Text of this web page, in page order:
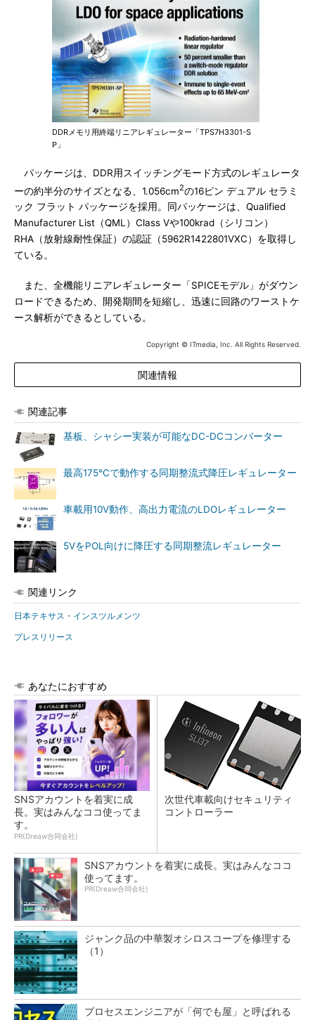
DDRメモリ用終端リニアレギュレーター「TPS7H3301-S
P」
パッケージは、DDR用スイッチングモード方式のレギュレータ
ーの約半分のサイズとなる、1.056cm2の16ピン デュアル セラミ
ック フラット パッケージを採用。同パッケージは、Qualified
Manufacturer List（QML）Class Vや100krad（シリコン）
RHA（放射線耐性保証）の認証（5962R1422801VXC）を取得し
ている。
また、全機能リニアレギュレーター「SPICEモデル」がダウン
ロードできるため、開発期間を短縮し、迅速に回路のワーストケ
ース解析ができるとしている。
Copyright © ITmedia, Inc. All Rights Reserved.
関連情報
関連記事
基板、シャシー実装が可能なDC-DCコンバーター
最高175℃で動作する同期整流式降圧レギュレーター
車載用10V動作、高出力電流のLDOレギュレーター
5VをPOL向けに降圧する同期整流レギュレーター
関連リンク
日本テキサス・インスツルメンツ
プレスリリース
あなたにおすすめ
SNSアカウントを着実に成
長。実はみんなココ使ってま
す。
PR(Dreaw合同会社)
次世代車載向けセキュリティ
コントローラー
SNSアカウントを着実に成長。実はみんなココ
使ってます。
PR(Dreaw合同会社)
ジャンク品の中華製オシロスコープを修理する
（1）
プロセスエンジニアが「何でも屋」と呼ばれる